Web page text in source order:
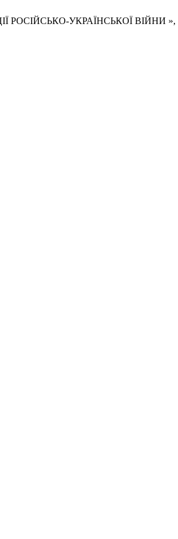
РОСІЙСЬКО-УКРАЇНСЬКОЇ ВІЙНИ »,